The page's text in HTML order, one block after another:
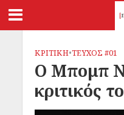
ΚΡΙΤΙΚΗ•ΤΕΥΧΟΣ #01
Ο Μπομπ
κριτικός